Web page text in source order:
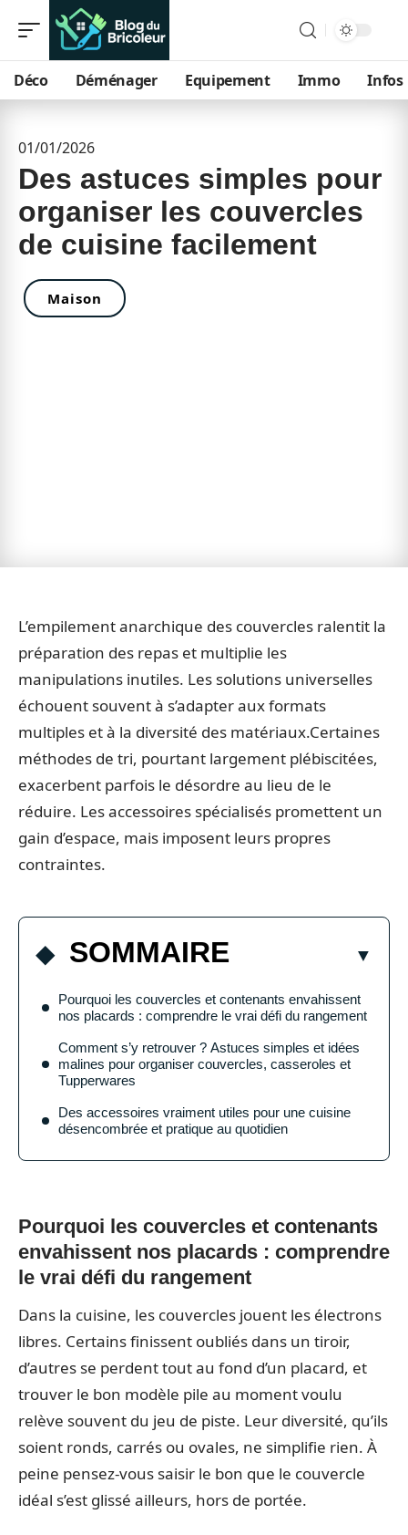
Déco Déménager Equipement Immo Infos
01/01/2026
Des astuces simples pour
organiser les couvercles
de cuisine facilement
Maison
L’empilement anarchique des couvercles ralentit la
préparation des repas et multiplie les
manipulations inutiles. Les solutions universelles
échouent souvent à s’adapter aux formats
multiples et à la diversité des matériaux.Certaines
méthodes de tri, pourtant largement plébiscitées,
exacerbent parfois le désordre au lieu de le
réduire. Les accessoires spécialisés promettent un
gain d’espace, mais imposent leurs propres
contraintes.
SOMMAIRE
Pourquoi les couvercles et contenants envahissent
nos placards : comprendre le vrai défi du rangement
Comment s’y retrouver ? Astuces simples et idées
malines pour organiser couvercles, casseroles et
Tupperwares
Des accessoires vraiment utiles pour une cuisine
désencombrée et pratique au quotidien
Pourquoi les couvercles et contenants
envahissent nos placards : comprendre
le vrai défi du rangement
Dans la cuisine, les couvercles jouent les électrons
libres. Certains finissent oubliés dans un tiroir,
d’autres se perdent tout au fond d’un placard, et
trouver le bon modèle pile au moment voulu
relève souvent du jeu de piste. Leur diversité, qu’ils
soient ronds, carrés ou ovales, ne simplifie rien. À
peine pensez-vous saisir le bon que le couvercle
idéal s’est glissé ailleurs, hors de portée.